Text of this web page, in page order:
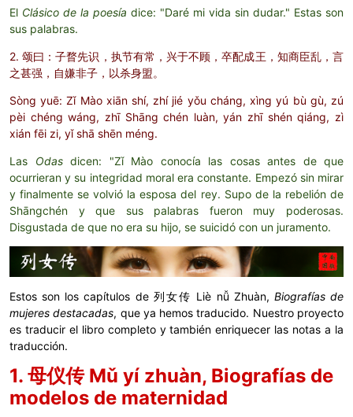
El Clásico de la poesía dice: "Daré mi vida sin dudar." Estas son
sus palabras.
2. 颂曰：子瞀先识，执节有常，兴于不顾，卒配成王，知商臣乱，言
之甚强，自嫌非子，以杀身盟。
Sòng yuē: Zǐ Mào xiān shí, zhí jié yǒu cháng, xìng yú bù gù, zú
pèi chéng wáng, zhī Shāng chén luàn, yán zhī shén qiáng, zì
xián fēi zi, yǐ shā shēn méng.
Las Odas dicen: "Zǐ Mào conocía las cosas antes de que
ocurrieran y su integridad moral era constante. Empezó sin mirar
y finalmente se volvió la esposa del rey. Supo de la rebelión de
Shāngchén y que sus palabras fueron muy poderosas.
Disgustada de que no era su hijo, se suicidó con un juramento.
Estos son los capítulos de 列女传 Liè nǚ Zhuàn, Biografías de
mujeres destacadas, que ya hemos traducido. Nuestro proyecto
es traducir el libro completo y también enriquecer las notas a la
traducción.
1. 母仪传 Mǔ yí zhuàn, Biografías de
modelos de maternidad